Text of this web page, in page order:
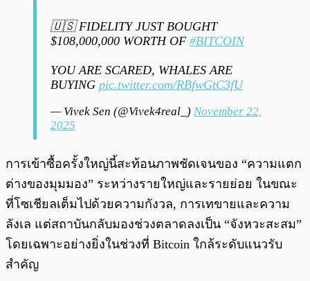
🇺🇸 FIDELITY JUST BOUGHT
$108,000,000 WORTH OF #BITCOIN
YOU ARE SCARED, WHALES ARE
BUYING pic.twitter.com/RBfwGtC3fU
— Vivek Sen (@Vivek4real_) November 22,
2025
การเข้าซื้อครั้งใหญ่นี้สะท้อนภาพชัดเจนของ “ความแตก
ต่างของมุมมอง” ระหว่างรายใหญ่และรายย่อย ในขณะ
ที่โซเชียลเต็มไปด้วยความกังวล, การเทขายและความ
ลังเล แต่สถาบันกลับมองช่วงตลาดลงเป็น “จังหวะสะสม”
โดยเฉพาะอย่างยิ่งในช่วงที่ Bitcoin ใกล้ระดับแนวรับ
สำคัญ